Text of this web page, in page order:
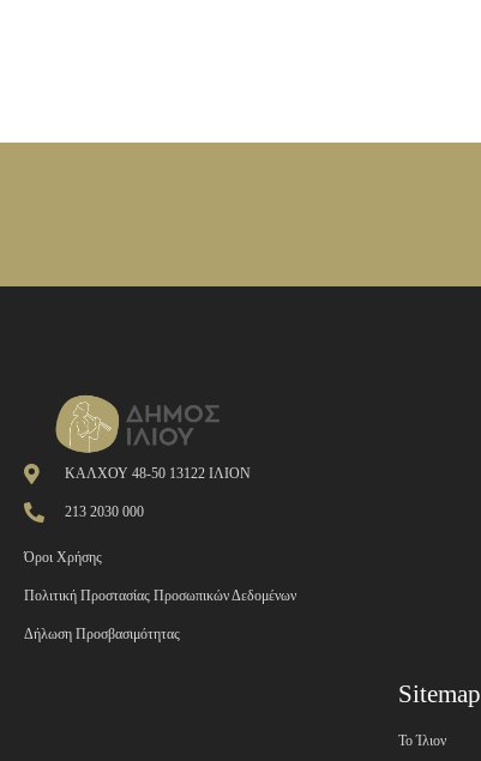
ΚΑΛΧΟΥ 48-50 13122 ΙΛΙΟΝ
213 2030 000
Όροι Χρήσης
Πολιτική Προστασίας Προσωπικών Δεδομένων
Δήλωση Προσβασιμότητας
Sitemap
Το Ίλιον